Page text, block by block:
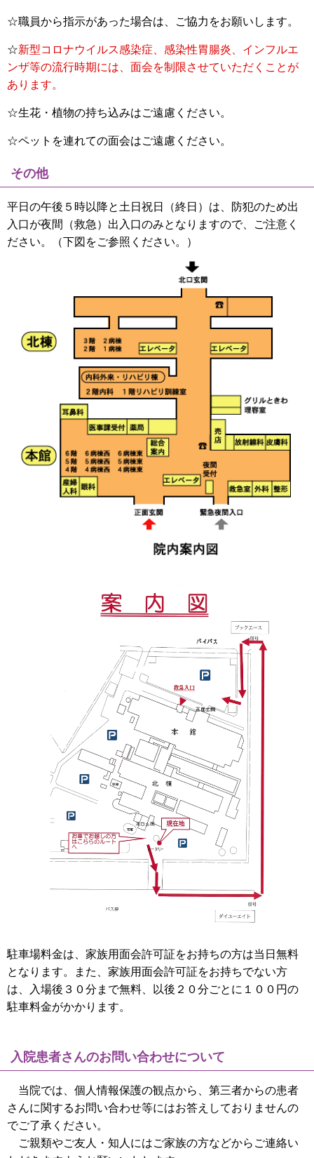
☆職員から指示があった場合は、ご協力をお願いします。
☆新型コロナウイルス感染症、感染性胃腸炎、インフルエ
ンザ等の流行時期には、面会を制限させていただくことが
あります。
☆生花・植物の持ち込みはご遠慮ください。
☆ペットを連れての面会はご遠慮ください。
その他
平日の午後５時以降と土日祝日（終日）は、防犯のため出
入口が夜間（救急）出入口のみとなりますので、ご注意く
ださい。（下図をご参照ください。）
駐車場料金は、家族用面会許可証をお持ちの方は当日無料
となります。また、家族用面会許可証をお持ちでない方
は、入場後３０分まで無料、以後２０分ごとに１００円の
駐車料金がかかります。
入院患者さんのお問い合わせについて
当院では、個人情報保護の観点から、第三者からの患者
さんに関するお問い合わせ等にはお答えしておりませんの
でご了承ください。
ご親類やご友人・知人にはご家族の方などからご連絡い